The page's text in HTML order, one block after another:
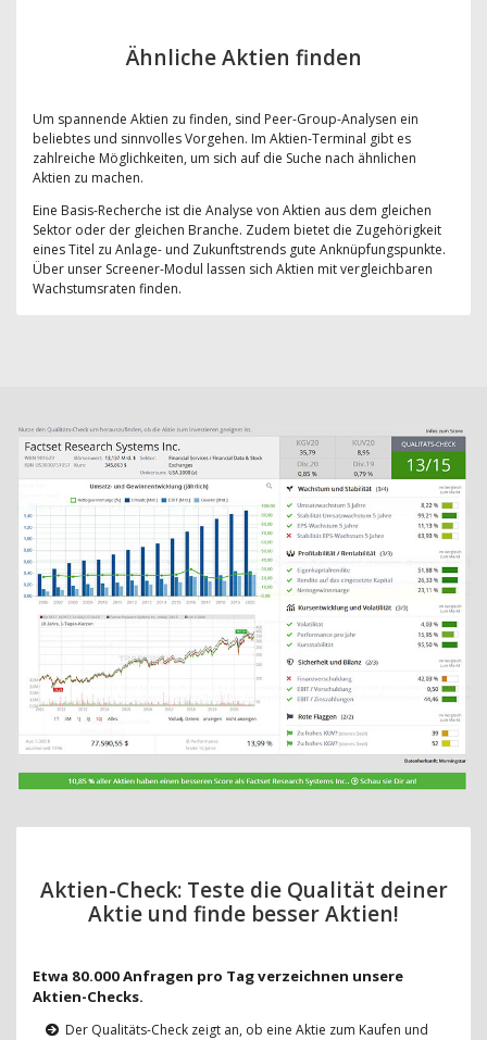
Ähnliche Aktien finden
Um spannende Aktien zu finden, sind Peer-Group-Analysen ein
beliebtes und sinnvolles Vorgehen. Im Aktien-Terminal gibt es
zahlreiche Möglichkeiten, um sich auf die Suche nach ähnlichen
Aktien zu machen.
Eine Basis-Recherche ist die Analyse von Aktien aus dem gleichen
Sektor oder der gleichen Branche. Zudem bietet die Zugehörigkeit
eines Titel zu Anlage- und Zukunftstrends gute Anknüpfungspunkte.
Über unser Screener-Modul lassen sich Aktien mit vergleichbaren
Wachstumsraten finden.
Aktien-Check: Teste die Qualität deiner
Aktie und finde besser Aktien!
Etwa 80.000 Anfragen pro Tag verzeichnen unsere
Aktien-Checks.
Der Qualitäts-Check zeigt an, ob eine Aktie zum Kaufen und